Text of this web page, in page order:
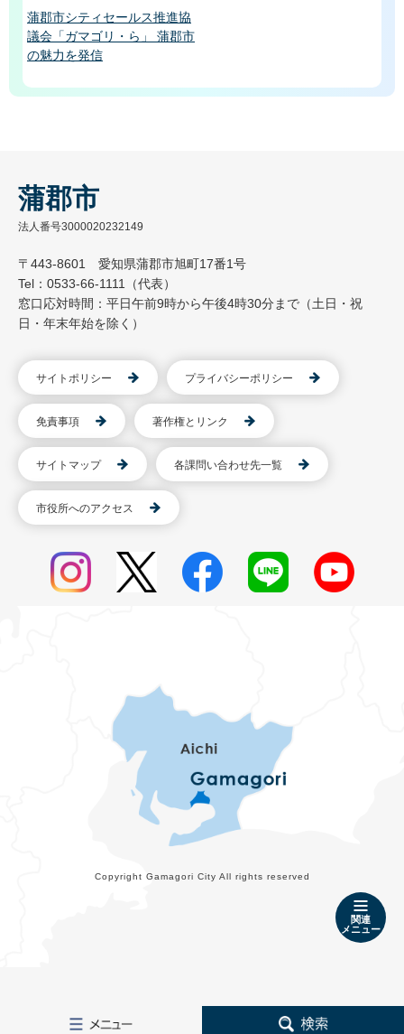
関連
メニュー
蒲郡市シティセールス推進協
議会「ガマゴリ・ら」 蒲郡市
の魅力を発信
蒲郡市
法人番号3000020232149
〒443-8601 愛知県蒲郡市旭町17番1号
Tel：0533-66-1111（代表）
窓口応対時間：平日午前9時から午後4時30分まで（土日・祝
日・年末年始を除く）
サイトポリシー プライバシーポリシー
免責事項 著作権とリンク
サイトマップ 各課問い合わせ先一覧
市役所へのアクセス
Copyright Gamagori City All rights reserved